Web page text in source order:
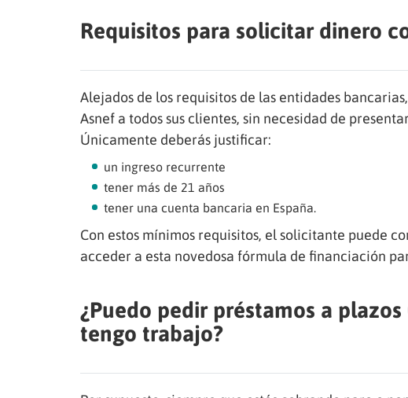
Requisitos para solicitar dinero
Alejados de los requisitos de las entidades
Asnef a todos sus clientes, sin necesidad de
Únicamente deberás justificar:
un ingreso recurrente
tener más de 21 años
tener una cuenta bancaria en España.
Con estos mínimos requisitos, el solicitante puede
acceder a esta novedosa fórmula de financiación
¿Puedo pedir préstamos a plazos
tengo trabajo?